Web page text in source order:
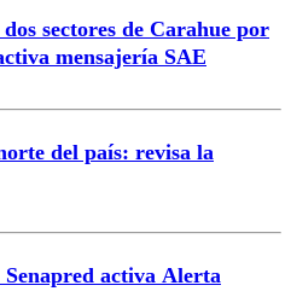
sectores de Carahue por
mensajería SAE
del país: revisa la
activa Alerta